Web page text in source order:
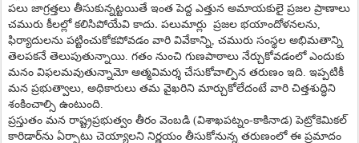
పలు జాగ్రత్తలు తీసుకున్నట్టయితే ఇంత పెద్ద ఎత్తున అమాయకులై ప్రజల ప్రాణాలు
చమురు కీలల్లో క‌లిసిపోయేవి కాదు. ప‌లుమార్లు ప్ర‌జ‌ల భ‌యాందోళ‌న‌ల‌ను,
ఫిర్యాదుల‌ను ప‌ట్టించుకోక‌పోవ‌డం వారి వివేకాన్ని, చ‌మురు సంస్థ‌ల అభిమతాన్ని
తెల‌ప‌క‌నే తెలుపుతున్నాయి. గ‌తం నుంచి గుణ‌పాఠాలు నేర్చుకోవ‌డంలో ఎందుకు
మ‌నం విఫ‌ల‌మ‌వుతున్నామో ఆత్మ‌విమ‌ర్శ చేసుకోవాల్పిన త‌రుణం ఇది. ఇప్ప‌టికీ
మ‌న ప్ర‌భుత్వాలు, అధికారులు త‌మ వైఖ‌రిని మార్చుకోలేదంటే వారి చిత్త‌శుద్ధిని
శంకించాల్సి ఉంటుంది.
ప్ర‌స్తుతం మ‌న రాష్ట్రప్ర‌భుత్వం తీరం వెంబడి (విశాఖ‌ప‌ట్నం-కాకినాడ‌) పెట్రోకెమిక‌ల్
కారిడార్‌ను ఏర్పాటు చెయ్యాల‌ని నిర్ణ‌యం తీసుకోనున్న త‌రుణంలో ఈ ప్ర‌మాదం